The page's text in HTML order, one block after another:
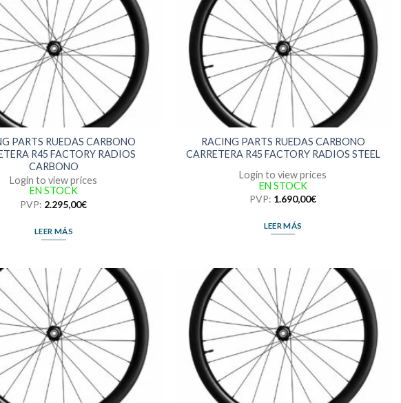
PARTS RUEDAS CARBONO
R45 FACTORY RADIOS
CARBONO
Login to view prices
EN STOCK
PVP: 2.295,00€
LEER MÁS
RACING PARTS RUEDAS CARBONO
CARRETERA R45 FACTORY RADIOS STEEL
Login to view prices
EN STOCK
PVP: 1.690,00€
LEER MÁS